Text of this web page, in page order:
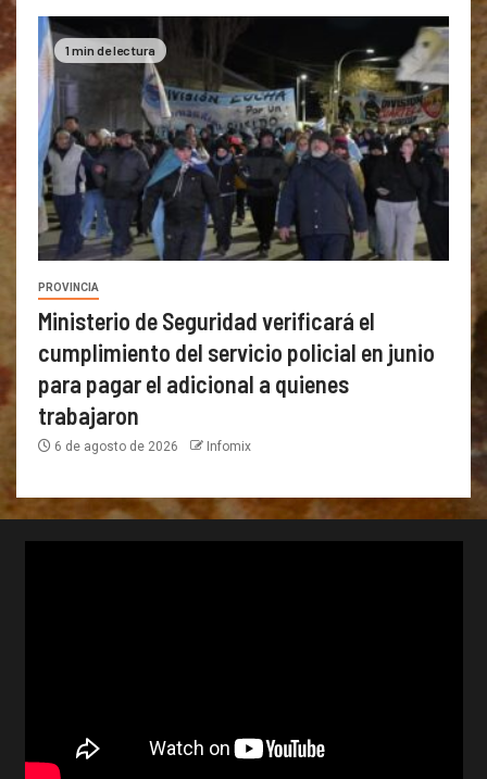
1 min de lectura
PROVINCIA
Ministerio de Seguridad verificará el
cumplimiento del servicio policial en junio
para pagar el adicional a quienes
trabajaron
6 de agosto de 2026 Infomix